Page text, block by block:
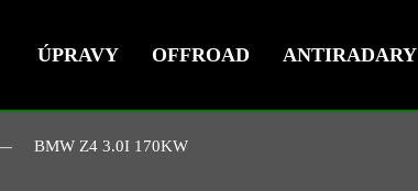
ÚPRAVY OFFROAD ANTIRADARY
BMW Z4 3.0I 170KW